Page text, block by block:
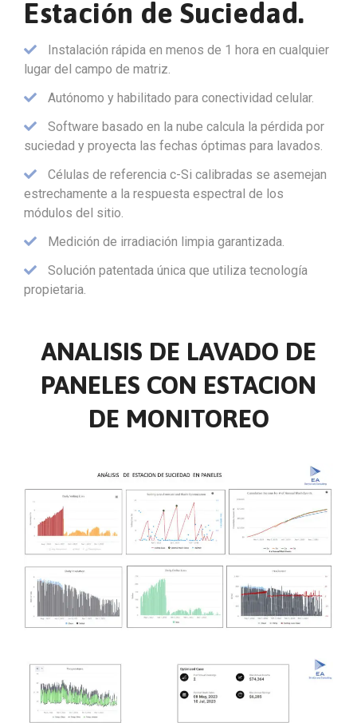
Estación de Suciedad.
Instalación rápida en menos de 1 hora en cualquier
lugar del campo de matriz.
Autónomo y habilitado para conectividad celular.
Software basado en la nube calcula la pérdida por
suciedad y proyecta las fechas óptimas para lavados.
Células de referencia c-Si calibradas se asemejan
estrechamente a la respuesta espectral de los
módulos del sitio.
Medición de irradiación limpia garantizada.
Solución patentada única que utiliza tecnología
propietaria.
ANALISIS DE LAVADO DE
PANELES CON ESTACION
DE MONITOREO